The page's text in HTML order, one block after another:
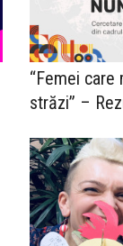
“Femei
străzi” –